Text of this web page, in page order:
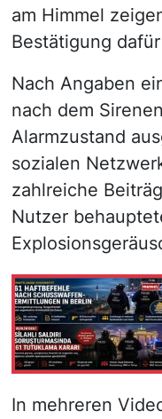
am Himmel
Bestätigung
Nach Angaben
nach dem
Alarmzustand
sozialen
zahlreiche
Nutzer
In mehreren